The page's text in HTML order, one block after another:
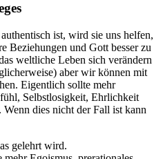
ist, wird sie uns helfen,
Beziehungen und Gott besser zu
weltliche Leben sich verändern
aber wir können mit
Eigentlich sollte mehr
Selbstlosigkeit, Ehrlichkeit
dies nicht der Fall ist kann
gelehrt wird.